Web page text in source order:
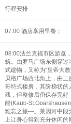
行程安排
07:00 酒店享用早餐；
08:00法兰克福市区游览
筑。由罗马广场东侧穿
式建物，又称为“皇帝大
贝格广场西北角上，由
哥特式楼房，其阶梯状的
残，但整修后仍保存完
船(Kaub-
难忘之旅—。莱因河中段
上让身心得到充分休闲的